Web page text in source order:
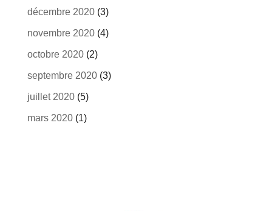
décembre 2020(3)
novembre 2020(4)
octobre 2020(2)
septembre 2020(3)
juillet 2020(5)
mars 2020(1)